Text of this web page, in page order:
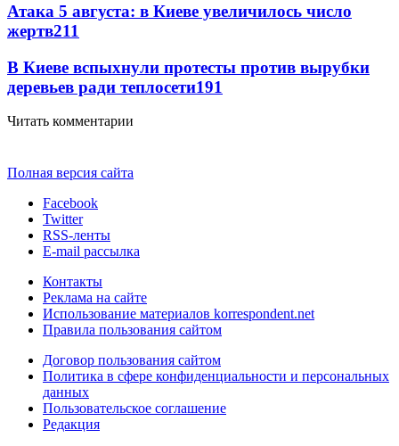
Атака 5 августа: в Киеве увеличилось число
жертв211
В Киеве вспыхнули протесты против вырубки
деревьев ради теплосети191
Читать комментарии
Полная версия сайта
Facebook
Twitter
RSS-ленты
E-mail рассылка
Контакты
Реклама на сайте
Использование материалов korrespondent.net
Правила пользования сайтом
Договор пользования сайтом
Политика в сфере конфиденциальности и персональных
данных
Пользовательское соглашение
Редакция